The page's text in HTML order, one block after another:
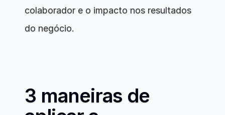
colaborador e o impacto nos resultados
do negócio.
3 maneiras de